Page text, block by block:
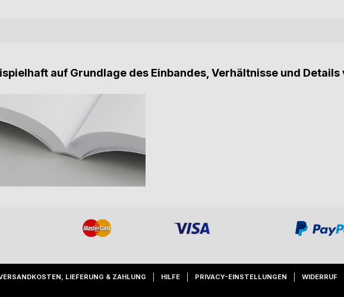
auf Grundlage des Einbandes, Verhältnisse und
LIEFERUNG & ZAHLUNG HILFE PRIVACY-EINSTELLUNGEN WIDERRUF